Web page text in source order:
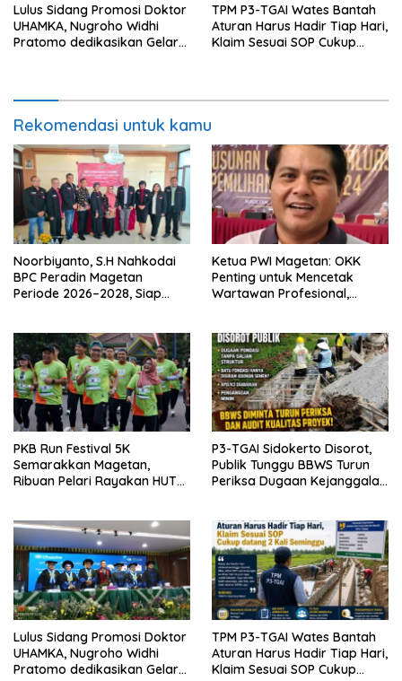
Lulus Sidang Promosi Doktor
UHAMKA, Nugroho Widhi
Pratomo dedikasikan Gelar
TPM P3-TGAI Wates Bantah
Aturan Harus Hadir Tiap Hari,
Klaim Sesuai SOP Cukup
Rekomendasi untuk kamu
Noorbiyanto, S.H Nahkodai
BPC Peradin Magetan
Periode 2026–2028, Siap
Ketua PWI Magetan: OKK
Penting untuk Mencetak
Wartawan Profesional,
PKB Run Festival 5K
Semarakkan Magetan,
Ribuan Pelari Rayakan HUT
P3-TGAI Sidokerto Disorot,
Publik Tunggu BBWS Turun
Periksa Dugaan Kejanggalan
Lulus Sidang Promosi Doktor
UHAMKA, Nugroho Widhi
Pratomo dedikasikan Gelar
TPM P3-TGAI Wates Bantah
Aturan Harus Hadir Tiap Hari,
Klaim Sesuai SOP Cukup